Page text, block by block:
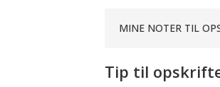
MINE NOTER TIL
Tip til